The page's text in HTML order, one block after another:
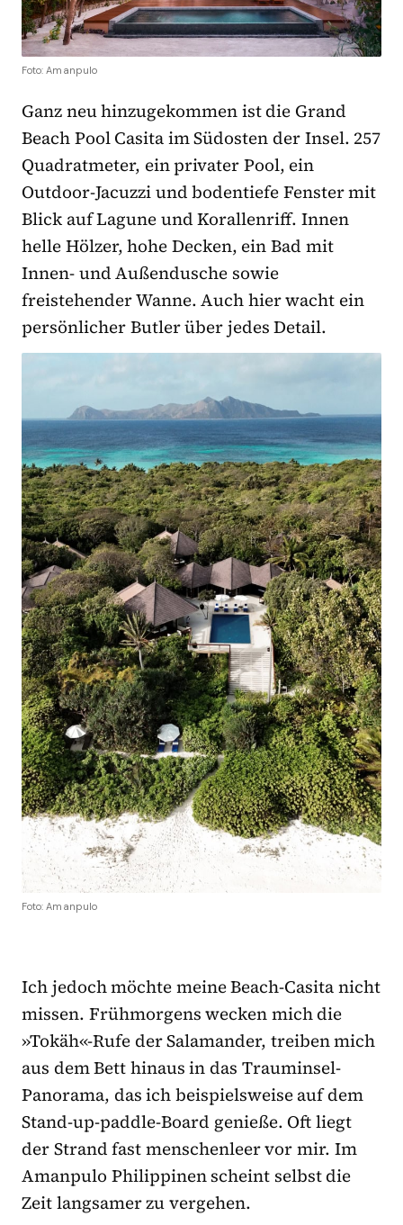
Foto: Amanpulo
Ganz neu hinzugekommen ist die Grand
Beach Pool Casita im Südosten der Insel. 257
Quadratmeter, ein privater Pool, ein
Outdoor-Jacuzzi und bodentiefe Fenster mit
Blick auf Lagune und Korallenriff. Innen
helle Hölzer, hohe Decken, ein Bad mit
Innen- und Außendusche sowie
freistehender Wanne. Auch hier wacht ein
persönlicher Butler über jedes Detail.
Foto: Amanpulo
Ich jedoch möchte meine Beach-Casita nicht
missen. Frühmorgens wecken mich die
»Tokäh«-Rufe der Salamander, treiben mich
aus dem Bett hinaus in das Trauminsel-
Panorama, das ich beispielsweise auf dem
Stand-up-paddle-Board genieße. Oft liegt
der Strand fast menschenleer vor mir. Im
Amanpulo Philippinen scheint selbst die
Zeit langsamer zu vergehen.